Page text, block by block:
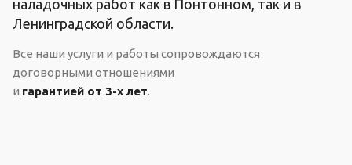
наладочных работ как в Понтонном, так и в
Ленинградской области.
Все наши услуги и работы сопровождаются
договорными отношениями
и гарантией от 3-х лет.